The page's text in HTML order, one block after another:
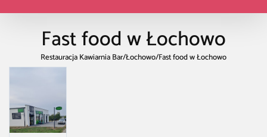
Fast food w Łochowo
Restauracja Kawiarnia Bar/Łochowo/Fast food w Łochowo